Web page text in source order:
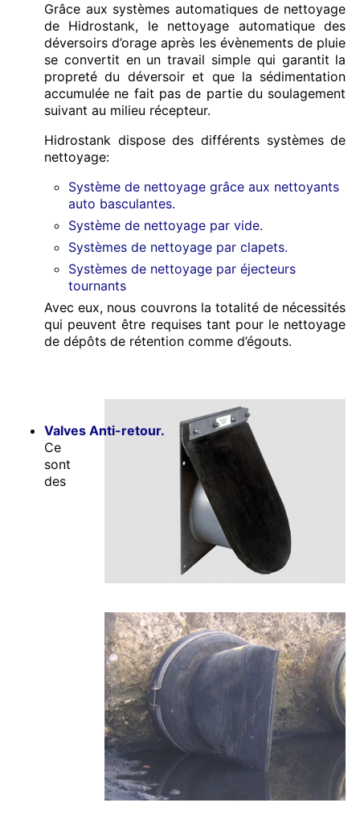
Grâce aux systèmes automatiques de nettoyage
de Hidrostank, le nettoyage automatique des
déversoirs d’orage après les évènements de pluie
se convertit en un travail simple qui garantit la
propreté du déversoir et que la sédimentation
accumulée ne fait pas de partie du soulagement
suivant au milieu récepteur.
Hidrostank dispose des différents systèmes de
nettoyage:
Système de nettoyage grâce aux nettoyants
auto basculantes.
Système de nettoyage par vide.
Systèmes de nettoyage par clapets.
Systèmes de nettoyage par éjecteurs
tournants
Avec eux, nous couvrons la totalité de nécessités
qui peuvent être requises tant pour le nettoyage
de dépôts de rétention comme d’égouts.
Valves Anti-retour.
Ce
sont
des